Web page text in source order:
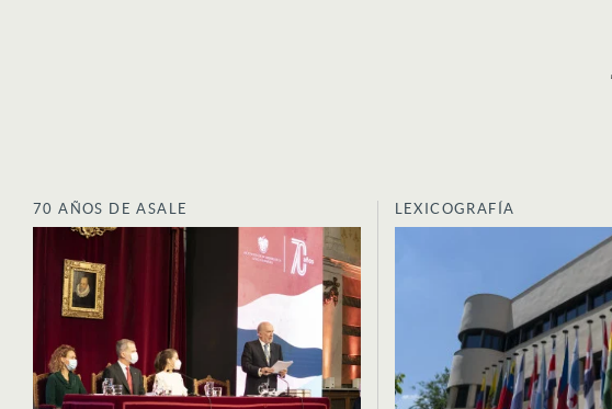
70 AÑOS DE ASALE LEXICOGRAFÍA